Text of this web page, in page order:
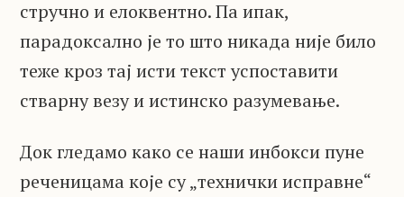
стручно и елоквентно. Па ипак,
парадоксално је то што никада није било
теже кроз тај исти текст успоставити
стварну везу и истинско разумевање.
Док гледамо како се наши инбокси пуне
реченицама које су „технички исправне“